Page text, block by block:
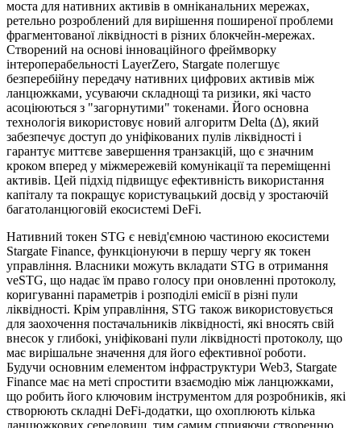
моста для нативних активів в омніканальних мережах,
ретельно розроблений для вирішення поширеної проблеми
фрагментованої ліквідності в різних блокчейн-мережах.
Створений на основі інноваційного фреймворку
інтероперабельності LayerZero, Stargate полегшує
безперебійну передачу нативних цифрових активів між
ланцюжками, усуваючи складнощі та ризики, які часто
асоціюються з "загорнутими" токенами. Його основна
технологія використовує новий алгоритм Delta (Δ), який
забезпечує доступ до уніфікованих пулів ліквідності і
гарантує миттєве завершення транзакцій, що є значним
кроком вперед у міжмережевій комунікації та переміщенні
активів. Цей підхід підвищує ефективність використання
капіталу та покращує користувацький досвід у зростаючій
багатоланцюговій екосистемі DeFi.
Нативний токен STG є невід'ємною частиною екосистеми
Stargate Finance, функціонуючи в першу чергу як токен
управління. Власники можуть вкладати STG в отримання
veSTG, що надає їм право голосу при оновленні протоколу,
коригуванні параметрів і розподілі емісії в різні пули
ліквідності. Крім управління, STG також використовується
для заохочення постачальників ліквідності, які вносять свій
внесок у глибокі, уніфіковані пули ліквідності протоколу, що
має вирішальне значення для його ефективної роботи.
Будучи основним елементом інфраструктури Web3, Stargate
Finance має на меті спростити взаємодію між ланцюжками,
що робить його ключовим інструментом для розробників, які
створюють складні DeFi-додатки, що охоплюють кілька
ланцюжкових середовищ, тим самим сприяючи створенню